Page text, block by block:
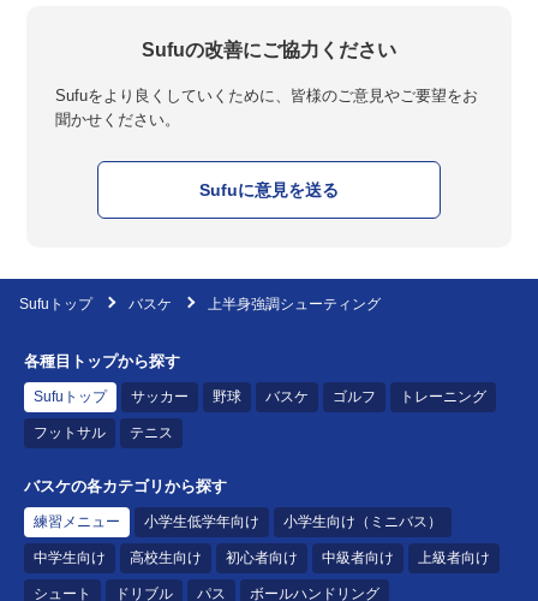
Sufuの改善にご協力ください
Sufuをより良くしていくために、皆様のご意見やご要望をお
聞かせください。
Sufuに意見を送る
Sufuトップ バスケ 上半身強調シューティング
各種目トップから探す
Sufuトップ サッカー 野球 バスケ ゴルフ トレーニング
フットサル テニス
バスケの各カテゴリから探す
練習メニュー 小学生低学年向け 小学生向け（ミニバス）
中学生向け 高校生向け 初心者向け 中級者向け 上級者向け
シュート ドリブル パス ボールハンドリング